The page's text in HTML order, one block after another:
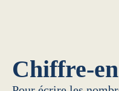
Chiffre-